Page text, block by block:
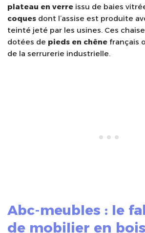
plateau en verre issu de baies
coques dont l’assise est produite
teinté jeté par les usines. Ces
dotées de pieds en chêne français
de la serrurerie industrielle.
Abc-meubles : le
de mobilier en